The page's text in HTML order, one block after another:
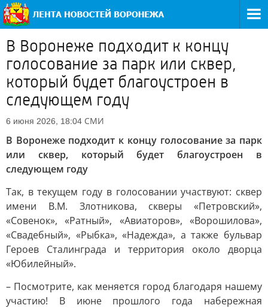
В Воронеже подходит к концу
голосование за парк или сквер,
который будет благоустроен в
следующем году
6 июня 2026, 18:04 СМИ
В Воронеже подходит к концу голосование за парк
или сквер, который будет благоустроен в
следующем году
Так, в текущем году в голосовании участвуют: сквер
имени В.М. Злотникова, скверы «Петровский»,
«Совенок», «Ратный», «Авиаторов», «Ворошилова»,
«Свадебный», «Рыбка», «Надежда», а также бульвар
Героев Сталинграда и территория около дворца
«Юбилейный».
– Посмотрите, как меняется город благодаря нашему
участию! В июне прошлого года набережная